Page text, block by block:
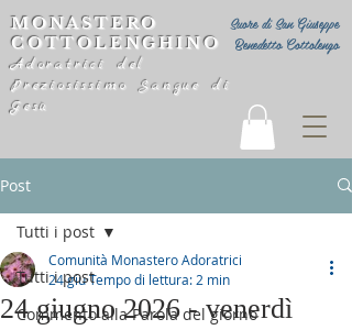
Suore di San Giuseppe
Benedetto Cottolengo
MONASTERO
COTTOLENGHINO
Adoratrici del
Preziosissimo Sangue di
Gesù
Post
Tutti i post
Commento alla Parola del giorno
Tutti i post
24 giugno 2026 - venerdì
Comunità Monastero Adoratrici
24 giuTempo di lettura: 2 min